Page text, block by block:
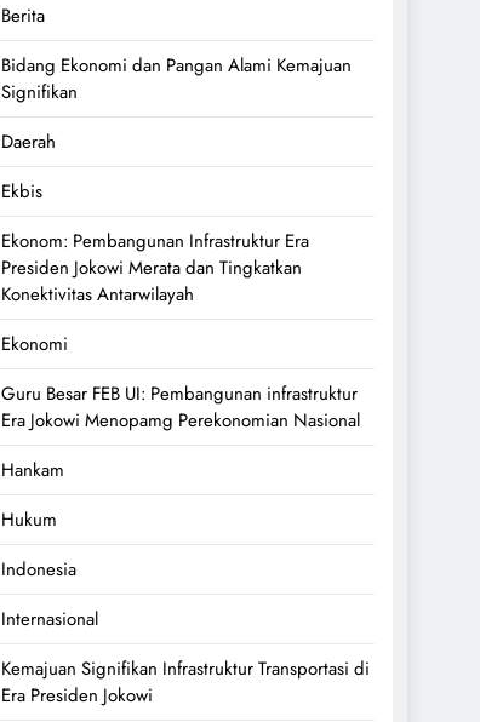
Berita
Bidang Ekonomi dan Pangan Alami Kemajuan
Signifikan
Daerah
Ekbis
Ekonom: Pembangunan Infrastruktur Era
Presiden Jokowi Merata dan Tingkatkan
Konektivitas Antarwilayah
Ekonomi
Guru Besar FEB UI: Pembangunan infrastruktur
Era Jokowi Menopamg Perekonomian Nasional
Hankam
Hukum
Indonesia
Internasional
Kemajuan Signifikan Infrastruktur Transportasi di
Era Presiden Jokowi